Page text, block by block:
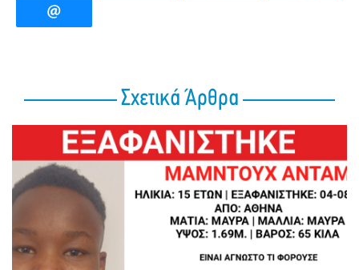
Σχετικά Άρθρα